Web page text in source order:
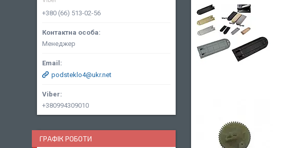
+380 (66) 513-02-56
Менеджер
podsteklo4@ukr.net
+380994309010
ГРАФІК РОБОТИ